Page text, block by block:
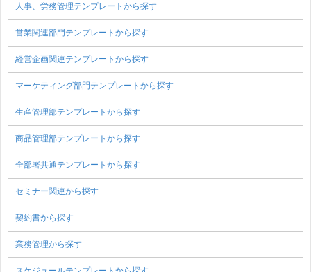
人事、労務管理テンプレートから探す
営業関連部門テンプレートから探す
経営企画関連テンプレートから探す
マーケティング部門テンプレートから探す
生産管理部テンプレートから探す
商品管理部テンプレートから探す
全部署共通テンプレートから探す
セミナー関連から探す
契約書から探す
業務管理から探す